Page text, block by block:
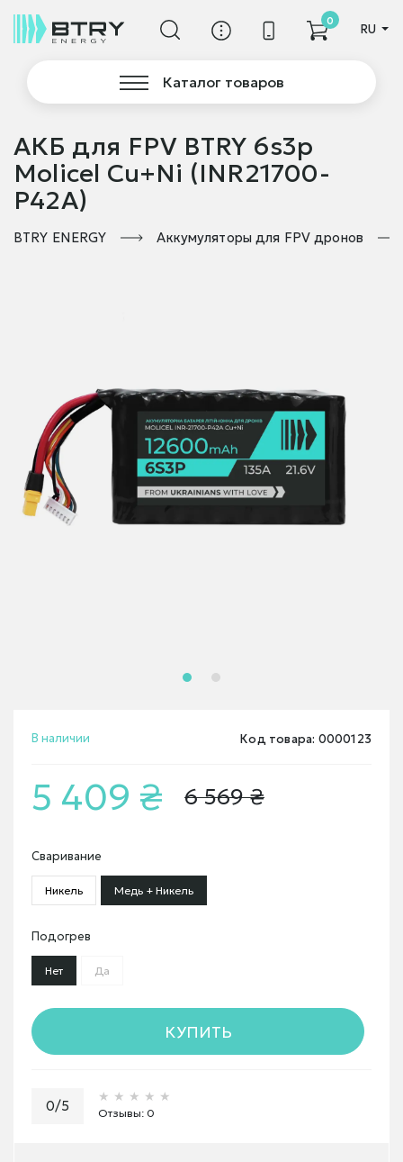
0
RU
Каталог товаров
АКБ для FPV BTRY 6s3p
Molicel Cu+Ni (INR21700-
P42A)
BTRY ENERGY Аккумуляторы для FPV дронов
В наличии Код товара: 0000123
5 409 ₴ 6 569 ₴
Сваривание
Никель Медь + Никель
Подогрев
Нет Да
КУПИТЬ
0/5
★★★★★
★★★★★
★★★★★
Отзывы: 0